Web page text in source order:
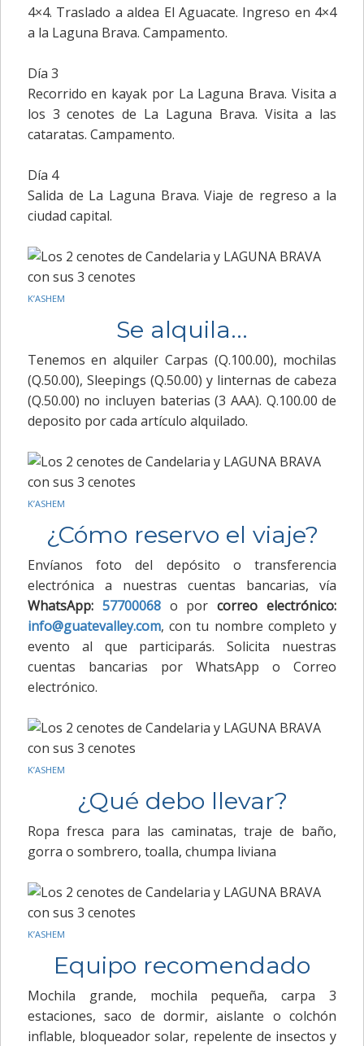
4×4. Traslado a aldea El Aguacate. Ingreso en 4×4
a la Laguna Brava. Campamento.
Día 3
Recorrido en kayak por La Laguna Brava. Visita a
los 3 cenotes de La Laguna Brava. Visita a las
cataratas. Campamento.
Día 4
Salida de La Laguna Brava. Viaje de regreso a la
ciudad capital.
K’ASHEM
Se alquila...
Tenemos en alquiler Carpas (Q.100.00), mochilas
(Q.50.00), Sleepings (Q.50.00) y linternas de cabeza
(Q.50.00) no incluyen baterias (3 AAA). Q.100.00 de
deposito por cada artículo alquilado.
K’ASHEM
¿Cómo reservo el viaje?
Envíanos foto del depósito o transferencia
electrónica a nuestras cuentas bancarias, vía
WhatsApp: 57700068o porcorreo electrónico:
info@guatevalley.com, con tu nombre completo y
evento al que participarás. Solicita nuestras
cuentas bancarias por WhatsApp o Correo
electrónico.
K’ASHEM
¿Qué debo llevar?
Ropa fresca para las caminatas, traje de baño,
gorra o sombrero, toalla, chumpa liviana
K’ASHEM
Equipo recomendado
Mochila grande, mochila pequeña, carpa 3
estaciones, saco de dormir, aislante o colchón
inflable, bloqueador solar, repelente de insectos y